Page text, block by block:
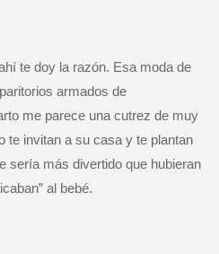
te doy la razón. Esa moda de
armados de
me parece una cutrez de muy
te invitan a su casa y te plantan
sería más divertido que hubieran
al bebé.